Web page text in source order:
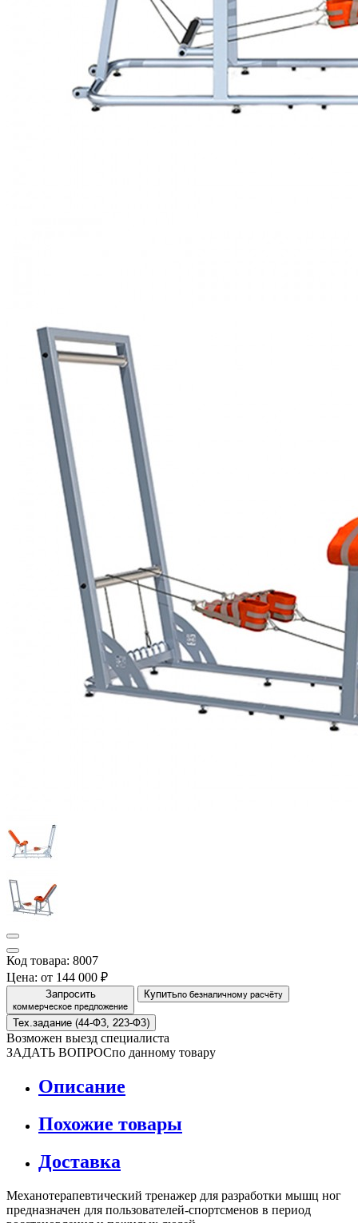
Код товара: 8007
Цена: от 144 000 ₽
Запросить
коммерческое предложение
Купитьпо безналичному расчёту
Тех.задание (44-Ф3, 223-Ф3)
Возможен выезд специалиста
ЗАДАТЬ ВОПРОСпо данному товару
Описание
Похожие товары
Доставка
Механотерапевтический тренажер для разработки мышц ног
предназначен для пользователей-спортсменов в период